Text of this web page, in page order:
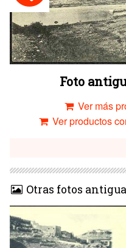
Foto
Ver más
Ver productos
Otras fotos